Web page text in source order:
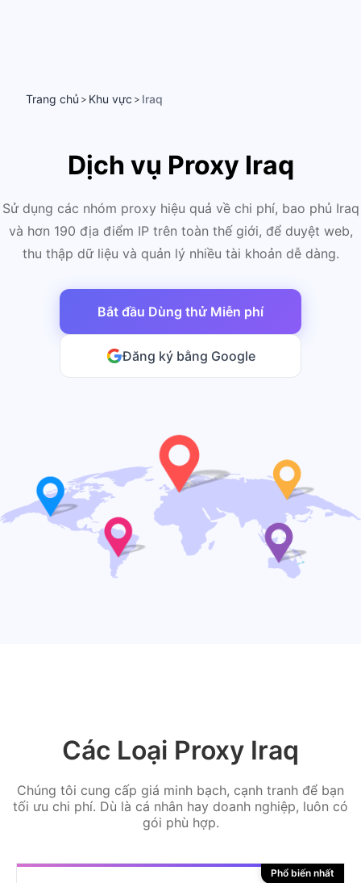
Trang chủ > Khu vực > Iraq
Dịch vụ Proxy Iraq
Sử dụng các nhóm proxy hiệu quả về chi phí, bao phủ Iraq
và hơn 190 địa điểm IP trên toàn thế giới, để duyệt web,
thu thập dữ liệu và quản lý nhiều tài khoản dễ dàng.
Bắt đầu Dùng thử Miễn phí
Đăng ký bằng Google
Các Loại Proxy Iraq
Chúng tôi cung cấp giá minh bạch, cạnh tranh để bạn
tối ưu chi phí. Dù là cá nhân hay doanh nghiệp, luôn có
gói phù hợp.
Phổ biến nhất